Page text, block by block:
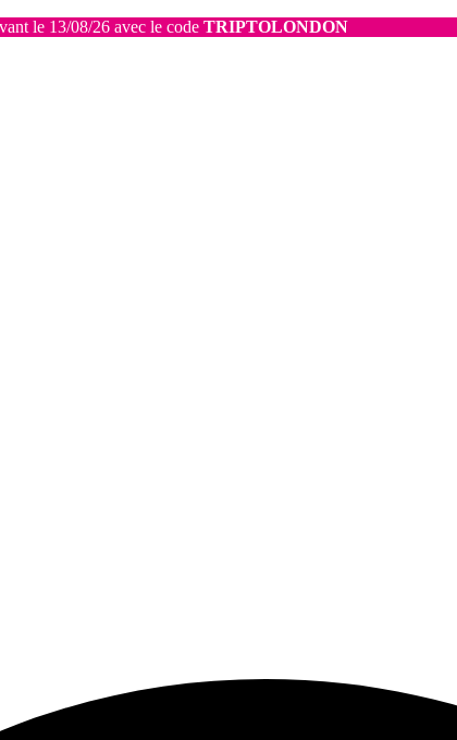
le 13/08/26 avec le code TRIPTOLONDON